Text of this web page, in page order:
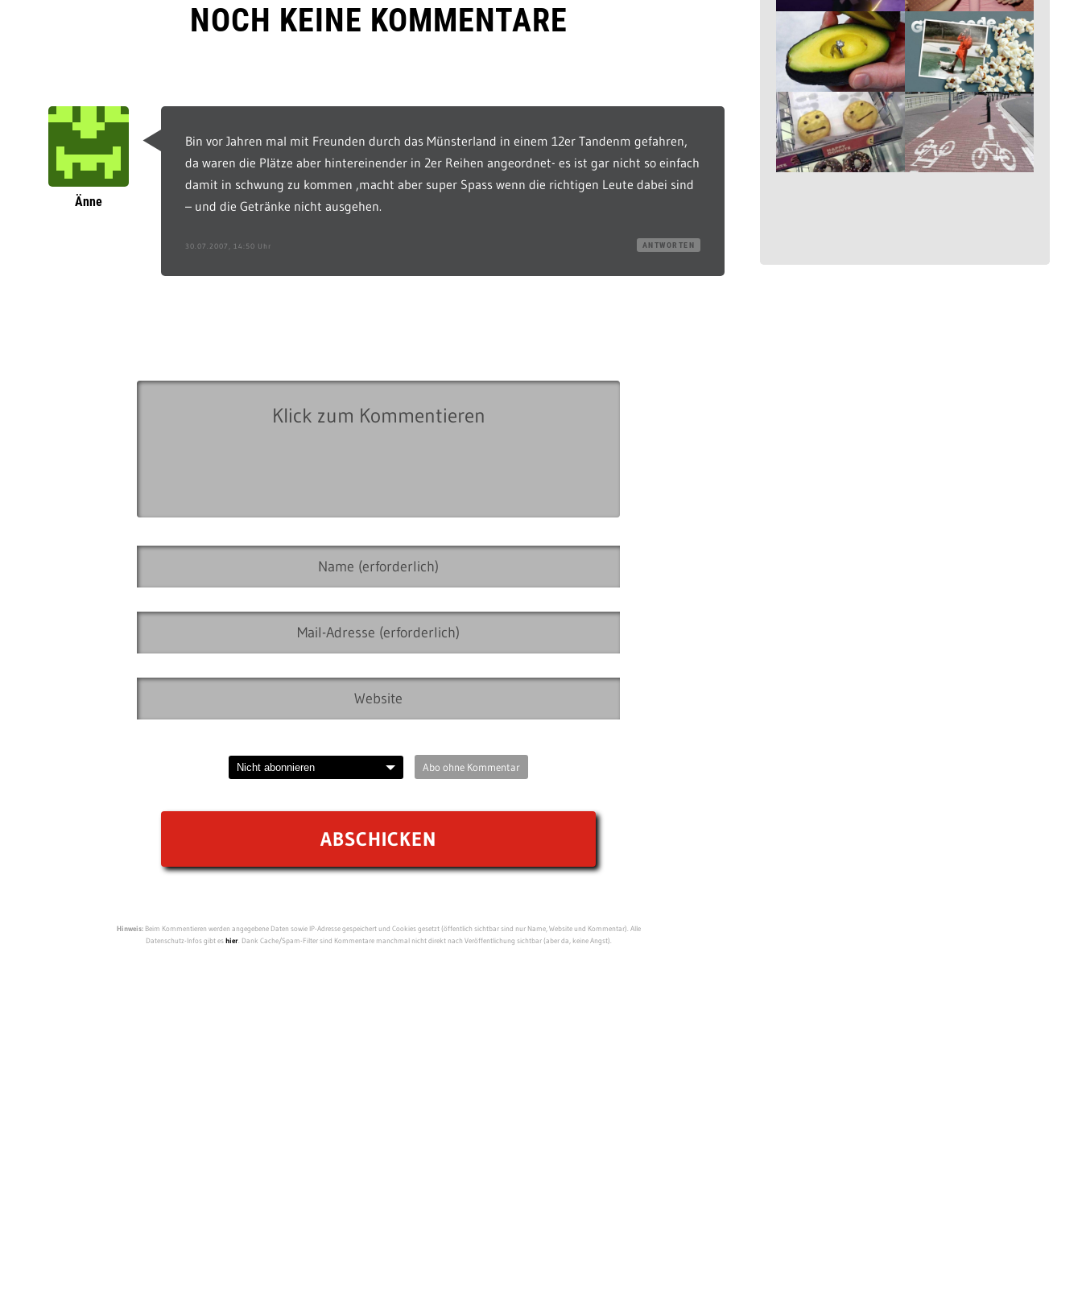
NOCH KEINE KOMMENTARE
Änne
Bin vor Jahren mal mit Freunden durch das Münsterland in einem 12er Tandenm gefahren,
da waren die Plätze aber hintereinender in 2er Reihen angeordnet- es ist gar nicht so einfach
damit in schwung zu kommen ,macht aber super Spass wenn die richtigen Leute dabei sind
– und die Getränke nicht ausgehen.
30.07.2007, 14:50 Uhr ANTWORTEN
Abo ohne Kommentar
Hinweis:Beim Kommentieren werden angegebene Daten sowie IP-Adresse gespeichert und Cookies gesetzt (öffentlich sichtbar sind nur Name, Website und Kommentar). Alle
Datenschutz-Infos gibt eshier. Dank Cache/Spam-Filter sind Kommentare manchmal nicht direkt nach Veröffentlichung sichtbar (aber da, keine Angst).